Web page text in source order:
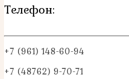
Телефон:
+7 (961) 148-60-94
+7 (48762) 9-70-71